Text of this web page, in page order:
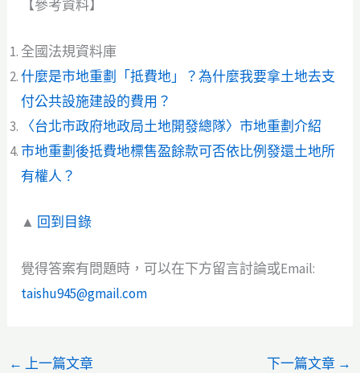
【參考資料】
全國法規資料庫
什麼是市地重劃「抵費地」？為什麼我要拿土地去支
付公共設施建設的費用？
〈台北市政府地政局土地開發總隊〉市地重劃介紹
市地重劃後抵費地標售盈餘款可否依比例發還土地所
有權人？
▲ 回到目錄
覺得答案有問題時，可以在下方留言討論或Email:
taishu945@gmail.com
← 上一篇文章 下一篇文章 →